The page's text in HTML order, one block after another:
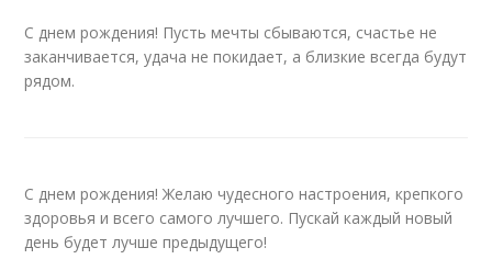
С днем рождения! Пусть мечты сбываются, счастье не
заканчивается, удача не покидает, а близкие всегда будут
рядом.
С днем рождения! Желаю чудесного настроения, крепкого
здоровья и всего самого лучшего. Пускай каждый новый
день будет лучше предыдущего!